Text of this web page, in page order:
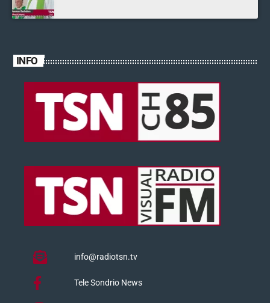
INFO
info@radiotsn.tv
Tele Sondrio News